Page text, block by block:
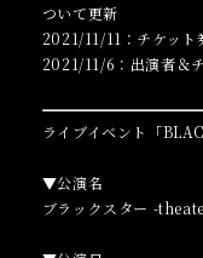
ついて更新
2021/11/11：チケット
2021/11/6：出演者＆
ライブイベント「
▼公演名
ブラックスター -